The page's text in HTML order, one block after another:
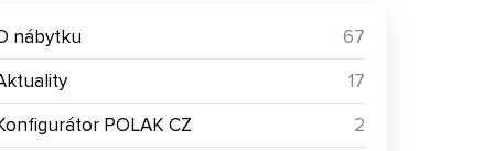
nábytku
67
17
POLAK CZ
2